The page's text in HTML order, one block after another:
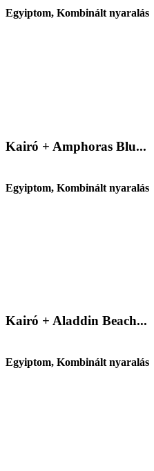
Egyiptom, Kombinált nyaralás
Kairó + Amphoras Blu...
Egyiptom, Kombinált nyaralás
Kairó + Aladdin Beach...
Egyiptom, Kombinált nyaralás